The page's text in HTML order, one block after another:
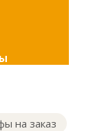
на заказ